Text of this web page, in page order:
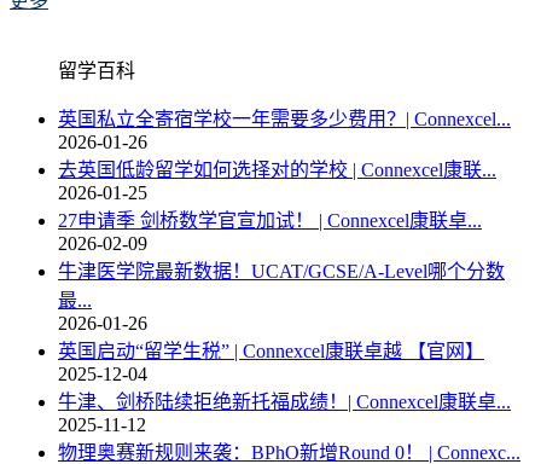
留学百科
英国私立全寄宿学校一年需要多少费用？| Connexcel...
2026-01-26
去英国低龄留学如何选择对的学校 | Connexcel康联...
2026-01-25
27申请季 剑桥数学官宣加试！ | Connexcel康联卓...
2026-02-09
牛津医学院最新数据！UCAT/GCSE/A-Level哪个分数
最...
2026-01-26
英国启动“留学生税” | Connexcel康联卓越 【官网】
2025-12-04
牛津、剑桥陆续拒绝新托福成绩！| Connexcel康联卓...
2025-11-12
物理奥赛新规则来袭：BPhO新增Round 0！ | Connexc...